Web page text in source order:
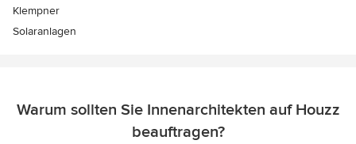
Klempner
Solaranlagen
Warum sollten Sie Innenarchitekten auf Houzz
beauftragen?